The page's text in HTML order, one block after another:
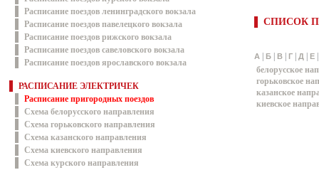
Расписание поездов ленинградского вокзала
Расписание поездов павелецкого вокзала
Расписание поездов рижского вокзала
Расписание поездов савеловского вокзала
Расписание поездов ярославского вокзала
РАСПИСАНИЕ ЭЛЕКТРИЧЕК
Расписание пригородных поездов
Схема белорусского направления
Схема горьковского направления
Схема казанского направления
Схема киевского направления
Схема курского направления
СПИСОК
А Б В Г Д Е
белорусское
горьковское
казанское
киевское